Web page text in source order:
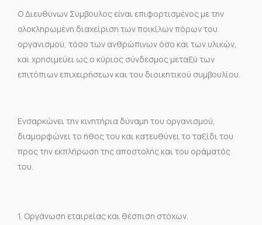
Ο Διευθύνων Σύμβουλος είναι επιφορτισμένος με την
ολοκληρωμένη διαχείριση των ποικίλων πόρων του
οργανισμού, τόσο των ανθρώπινων όσο και των υλικών,
και χρησιμεύει ως ο κύριος σύνδεσμος μεταξύ των
επιτόπιων επιχειρήσεων και του διοικητικού συμβουλίου.
Ενσαρκώνει την κινητήρια δύναμη του οργανισμού,
διαμορφώνει το ήθος του και κατευθύνει το ταξίδι του
προς την εκπλήρωση της αποστολής και του οράματός
του.
1. Οργάνωση εταιρείας και θέσπιση στόχων.